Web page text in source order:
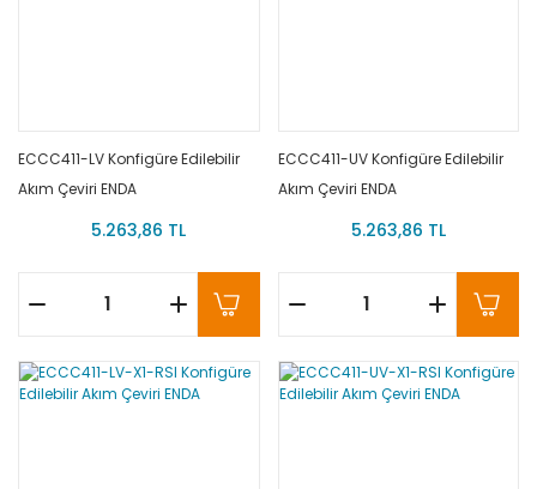
ECCC411-LV Konfigüre Edilebilir
Akım Çeviri ENDA
5.263,86 TL
ECCC411-UV Konfigüre Edilebilir
Akım Çeviri ENDA
5.263,86 TL